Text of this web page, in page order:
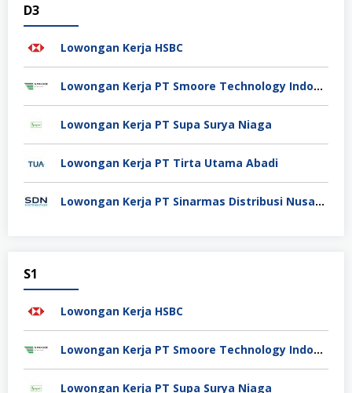
D3
Lowongan Kerja HSBC
Lowongan Kerja PT Smoore Technology Indonesia
Lowongan Kerja PT Supa Surya Niaga
Lowongan Kerja PT Tirta Utama Abadi
Lowongan Kerja PT Sinarmas Distribusi Nusantara
S1
Lowongan Kerja HSBC
Lowongan Kerja PT Smoore Technology Indonesia
Lowongan Kerja PT Supa Surya Niaga